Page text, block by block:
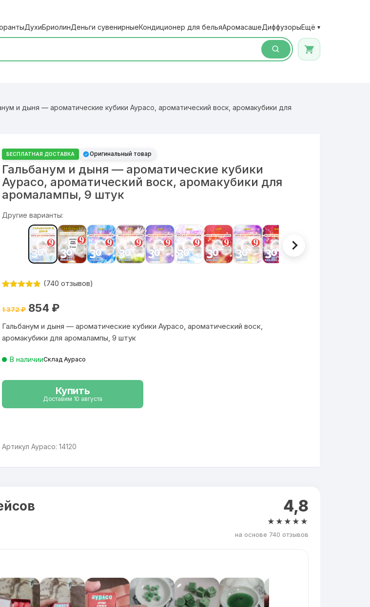
ДухиБриолинДеньги сувенирныеКондиционер для бельяАромасашеДиффузорыЕщё ▾
и дыня — ароматические кубики Аурасо, ароматический воск, аромакубики для
БЕСПЛАТНАЯ ДОСТАВКА Оригинальный товар
Гальбанум и дыня — ароматические кубики
Аурасо, ароматический воск, аромакубики для
аромалампы, 9 штук
Другие варианты:
на основе
пользовате
лей
(740 отзывов)
1 372₽ Первоначальная
цена
1
372 ₽.
854 ₽Текущая
Гальбанум и дыня — ароматические кубики Аурасо, ароматический воск,
аромакубики для аромалампы, 9 штук
В наличииСклад Аурасо
Купить
Доставим 10 августа
Артикул Аурасо: 14120
4,8
★★★★★
на основе 740 отзывов